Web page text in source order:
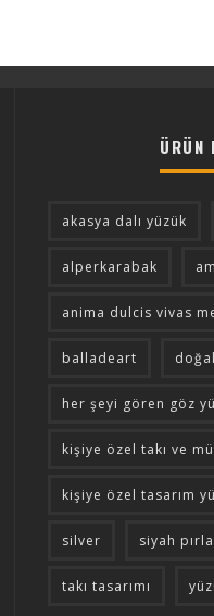
ÜRÜN
akasya dalı yüzük
alperkarabak
anima dulcis vivas
balladeart
her şeyi gören göz
kişiye özel takı ve
kişiye özel tasarım
silver siyah
takı tasarımı